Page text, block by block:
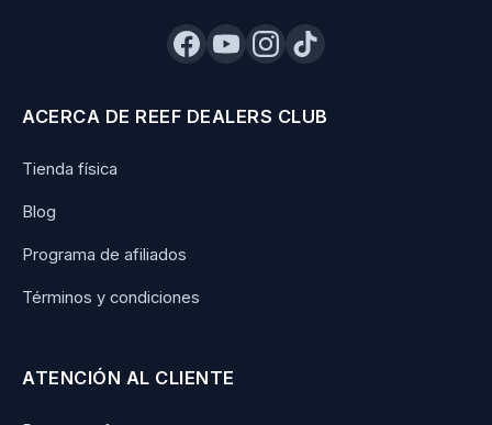
ACERCA DE REEF DEALERS CLUB
Tienda física
Blog
Programa de afiliados
Términos y condiciones
ATENCIÓN AL CLIENTE